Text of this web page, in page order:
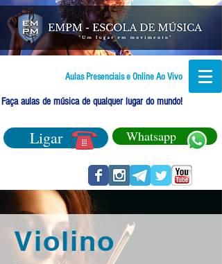
Aulas Presenciais e Online Ao Vivo
Faça aulas de música de qualquer lugar do mundo!
Ligar Whatsapp
Violino